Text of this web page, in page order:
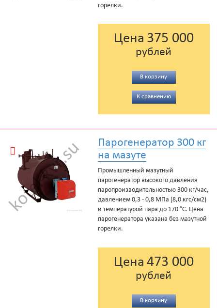
горелки.
Цена 375 000
рублей
В корзину
К сравнению
Парогенератор 300 кг
на мазуте
Промышленный мазутный
парогенератор высокого давления
паропроизводительностью 300 кг/час,
давлением 0,3 - 0,8 МПа (8,0 кгс/см2)
и температурой пара до 170 °С. Цена
парогенератора указана без мазутной
горелки.
Цена 473 000
рублей
В корзину